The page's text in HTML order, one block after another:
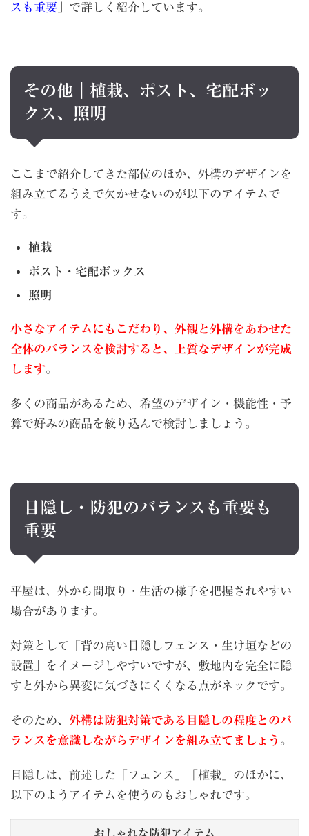
スも重要 」で詳しく紹介しています。
その他｜植栽、ポスト、宅配ボッ
クス、照明
ここまで紹介してきた部位のほか、外構のデザインを
組み立てるうえで欠かせないのが以下のアイテムで
す。
植栽
ポスト・宅配ボックス
照明
小さなアイテムにもこだわり、外観と外構をあわせた
全体のバランスを検討すると、上質なデザインが完成
します。
多くの商品があるため、希望のデザイン・機能性・予
算で好みの商品を絞り込んで検討しましょう。
目隠し・防犯のバランスも重要も
重要
平屋は、外から間取り・生活の様子を把握されやすい
場合があります。
対策として「背の高い目隠しフェンス・生け垣などの
設置」をイメージしやすいですが、敷地内を完全に隠
すと外から異変に気づきにくくなる点がネックです。
そのため、 外構は防犯対策である目隠しの程度とのバ
ランスを意識しながらデザインを組み立てましょう 。
目隠しは、前述した「フェンス」「植栽」のほかに、
以下のようアイテムを使うのもおしゃれです。
おしゃれな防犯アイテム